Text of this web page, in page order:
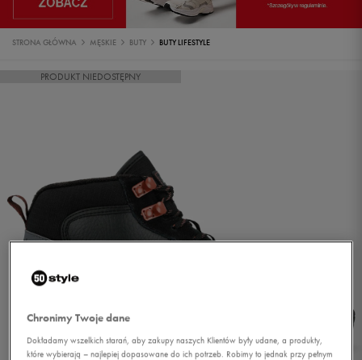
STRONA GŁÓWNA MĘSKIE BUTY BUTY LIFESTYLE
PRODUKT NIEDOSTĘPNY
Chronimy Twoje dane
Dokładamy wszelkich starań, aby zakupy naszych Klientów były udane, a produkty,
które wybierają – najlepiej dopasowane do ich potrzeb. Robimy to jednak przy pełnym